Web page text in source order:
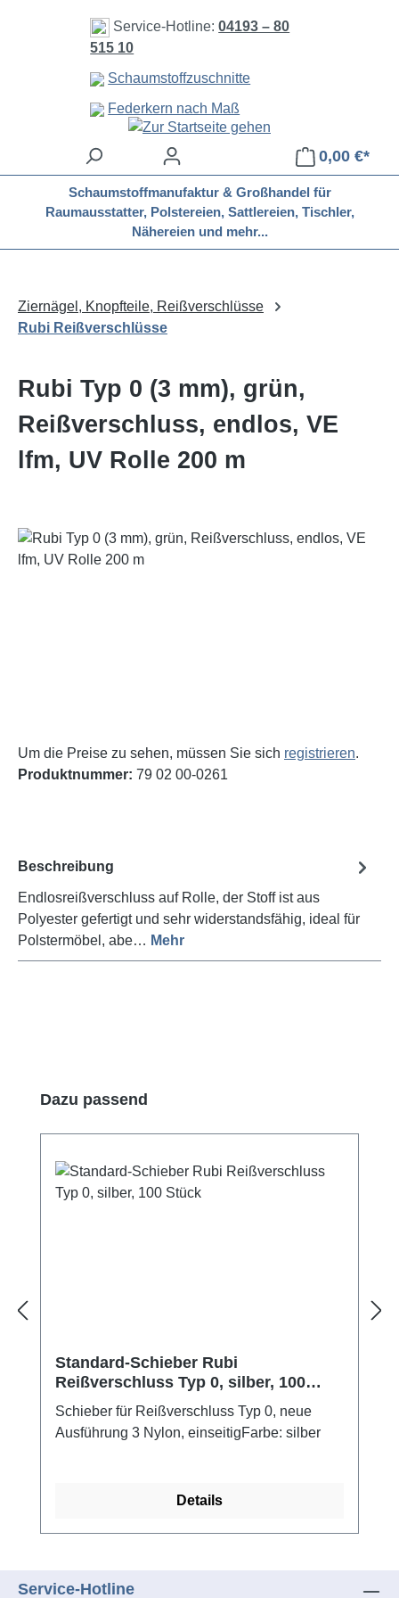
Zum Hauptinhalt springen
Service-Hotline:04193 – 80
515 10
Schaumstoffzuschnitte
Federkern nach Maß
0,00 €*
Schaumstoffmanufaktur & Großhandel für
Raumausstatter, Polstereien, Sattlereien, Tischler,
Nähereien und mehr...
Ziernägel, Knopfteile, Reißverschlüsse
Rubi Reißverschlüsse
Rubi Typ 0 (3 mm), grün,
Reißverschluss, endlos, VE
lfm, UV Rolle 200 m
Bildergalerie überspringen
Um die Preise zu sehen, müssen Sie sich registrieren.
Produktnummer: 79 02 00-0261
Beschreibung
Endlosreißverschluss auf Rolle, der Stoff ist aus
Polyester gefertigt und sehr widerstandsfähig, ideal für
Polstermöbel, abe… Mehr
Produktgalerie überspringen
Dazu passend
Standard-Schieber Rubi
Reißverschluss Typ 0, silber, 100
Stück
Schieber für Reißverschluss Typ 0, neue
Ausführung 3 Nylon, einseitigFarbe: silber
Details
Service-Hotline